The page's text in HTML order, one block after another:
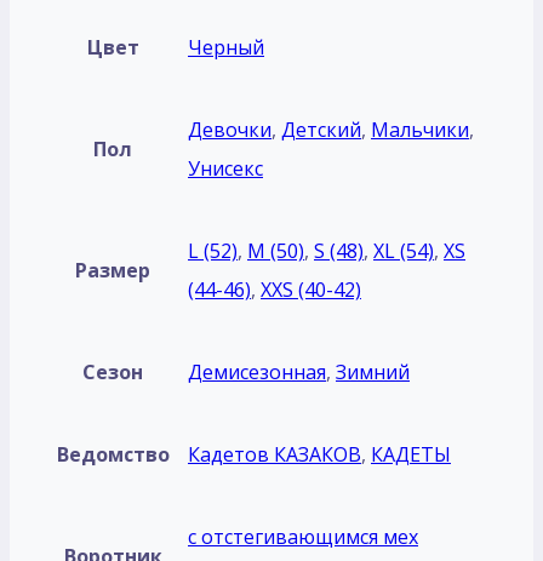
Цвет Черный
Пол
Девочки, Детский, Мальчики,
Унисекс
Размер
L (52), M (50), S (48), XL (54), XS
(44-46), XXS (40-42)
Сезон Демисезонная, Зимний
Ведомство Кадетов КАЗАКОВ, КАДЕТЫ
с отстегивающимся мех